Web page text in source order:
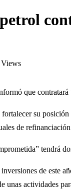
Views
que
su
de
tendrá
de este
unas actividades